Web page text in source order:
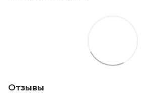
Отзывы